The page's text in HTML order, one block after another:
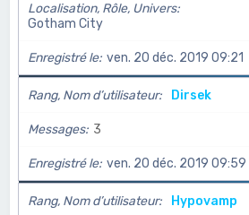
Localisation, Rôle, Univers
Gotham City
Enregistré le ven. 20 déc. 2019 09:21
Rang, Nom d’utilisateur Dirsek
Messages 3
Enregistré le ven. 20 déc. 2019 09:59
Rang, Nom d’utilisateur Hypovamp